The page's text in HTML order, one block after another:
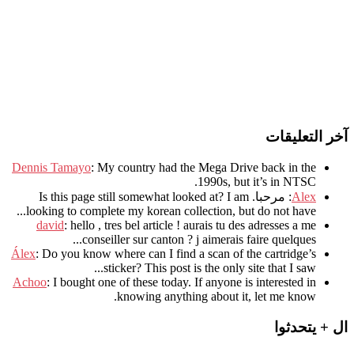
آخر التعليقات
Dennis Tamayo: My country had the Mega Drive back in the
1990s, but it’s in NTSC
.
Alex: مرحبا. Is this page still somewhat looked at? I am
looking to complete my korean collection, but do not have..
.
david: hello , tres bel article ! aurais tu des adresses a me
conseiller sur canton ? j aimerais faire quelques..
.
Álex: Do you know where can I find a scan of the cartridge’s
sticker? This post is the only site that I saw...
Achoo: I bought one of these today. If anyone is interested in
knowing anything about it, let me know.
ال + يتحدثوا